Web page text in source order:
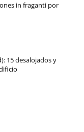
in fraganti por
15 desalojados y